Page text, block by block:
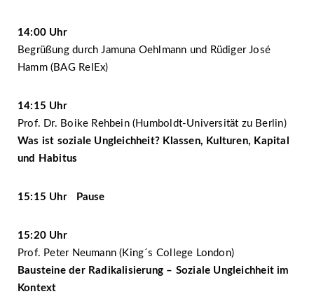
14:00 Uhr
Begrüßung durch Jamuna Oehlmann und Rüdiger José
Hamm (BAG RelEx)
14:15 Uhr
Prof. Dr. Boike Rehbein (Humboldt-Universität zu Berlin)
Was ist soziale Ungleichheit? Klassen, Kulturen, Kapital
und Habitus
15:15 Uhr Pause
15:20 Uhr
Prof. Peter Neumann (King´s College London)
Bausteine der Radikalisierung – Soziale Ungleichheit im
Kontext